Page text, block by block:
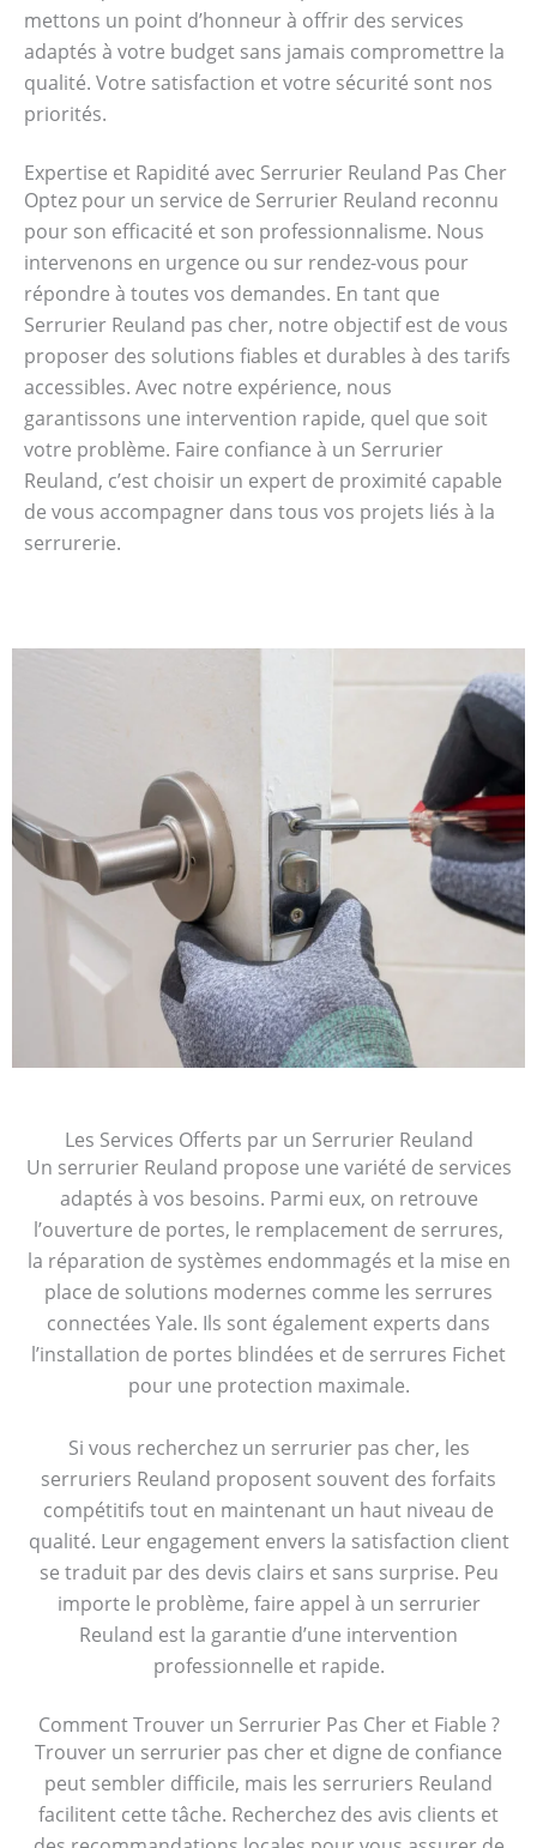
mettons un point d’honneur à offrir des services
adaptés à votre budget sans jamais compromettre la
qualité. Votre satisfaction et votre sécurité sont nos
priorités.
Expertise et Rapidité avec Serrurier Reuland Pas Cher
Optez pour un service de Serrurier Reuland reconnu
pour son efficacité et son professionnalisme. Nous
intervenons en urgence ou sur rendez-vous pour
répondre à toutes vos demandes. En tant que
Serrurier Reuland pas cher, notre objectif est de vous
proposer des solutions fiables et durables à des tarifs
accessibles. Avec notre expérience, nous
garantissons une intervention rapide, quel que soit
votre problème. Faire confiance à un Serrurier
Reuland, c’est choisir un expert de proximité capable
de vous accompagner dans tous vos projets liés à la
serrurerie.
Les Services Offerts par un Serrurier Reuland
Un serrurier Reuland propose une variété de services
adaptés à vos besoins. Parmi eux, on retrouve
l’ouverture de portes, le remplacement de serrures,
la réparation de systèmes endommagés et la mise en
place de solutions modernes comme les serrures
connectées Yale. Ils sont également experts dans
l’installation de portes blindées et de serrures Fichet
pour une protection maximale.
Si vous recherchez un serrurier pas cher, les
serruriers Reuland proposent souvent des forfaits
compétitifs tout en maintenant un haut niveau de
qualité. Leur engagement envers la satisfaction client
se traduit par des devis clairs et sans surprise. Peu
importe le problème, faire appel à un serrurier
Reuland est la garantie d’une intervention
professionnelle et rapide.
Comment Trouver un Serrurier Pas Cher et Fiable ?
Trouver un serrurier pas cher et digne de confiance
peut sembler difficile, mais les serruriers Reuland
facilitent cette tâche. Recherchez des avis clients et